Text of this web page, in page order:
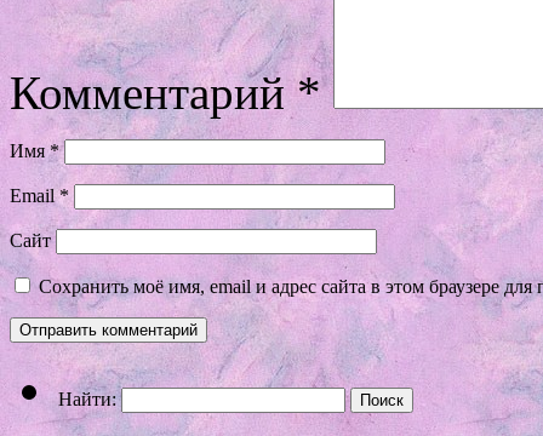
Комментарий*
Имя*
Email*
Сайт
Сохранить моё имя, email и адрес сайта в этом браузере
Найти: